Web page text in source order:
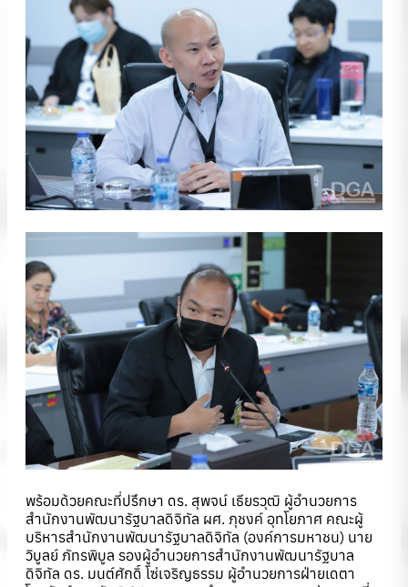
พร้อมด้วยคณะที่ปรึกษา ดร. สุพจน์ เธียรวุฒิ ผู้อำนวยการ
สำนักงานพัฒนารัฐบาลดิจิทัล ผศ. ภุชงค์ อุทโยภาศ คณะผู้
บริหารสำนักงานพัฒนารัฐบาลดิจิทัล (องค์การมหาชน) นาย
วิบูลย์ ภัทรพิบูล รองผู้อำนวยการสำนักงานพัฒนารัฐบาล
ดิจิทัล ดร. มนต์ศักดิ์ โซ่เจริญธรรม ผู้อำนวยการฝ่ายเดตา